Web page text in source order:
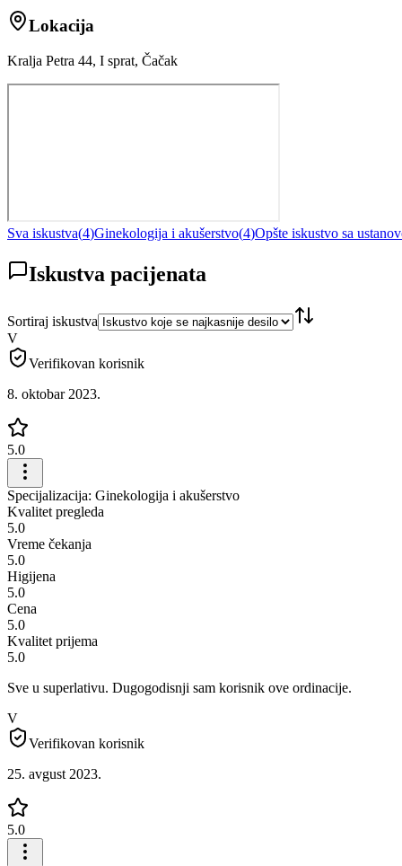
Lokacija
Kralja Petra 44, I sprat, Čačak
Sva iskustva(4)Ginekologija i akušerstvo(4)Opšte iskustvo sa
Iskustva pacijenata
Sortiraj iskustva
V
Verifikovan korisnik
8. oktobar 2023.
5.0
Specijalizacija: Ginekologija i akušerstvo
Kvalitet pregleda
5.0
Vreme čekanja
5.0
Higijena
5.0
Cena
5.0
Kvalitet prijema
5.0
Sve u superlativu. Dugogodisnji sam korisnik ove ordinacije.
V
Verifikovan korisnik
25. avgust 2023.
5.0